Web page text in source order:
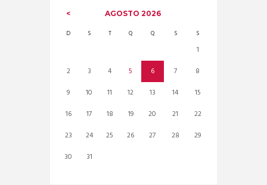
AGOSTO2026
D S T Q Q S S
1
2
3 4 5 6 7
8
9
10 11 12 13 14
15
16
17 18 19 20 21
22
23
24 25 26 27 28
29
30
31